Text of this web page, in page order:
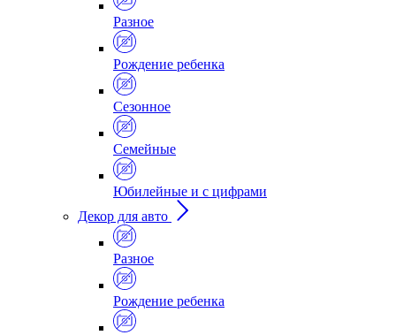
Разное
Рождение ребенка
Сезонное
Семейные
Юбилейные и с цифрами
Декор для авто
Разное
Рождение ребенка